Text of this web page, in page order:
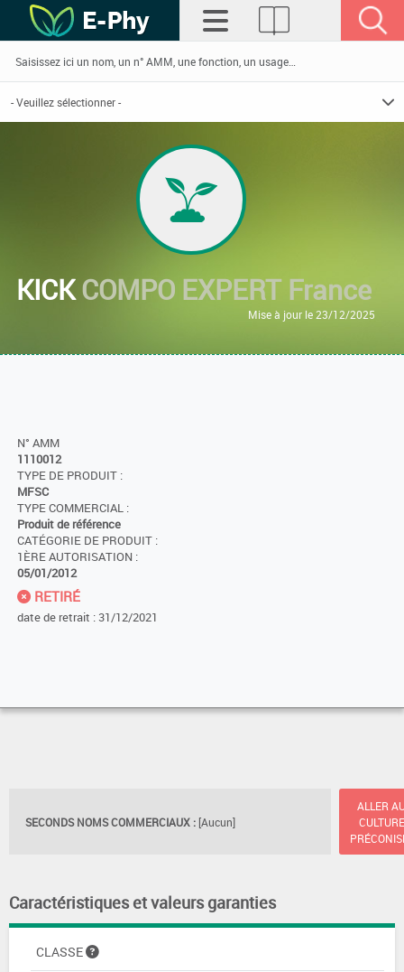
KICKCOMPO EXPERT France
Mise à jour le 23/12/2025
N° AMM
1110012
TYPE DE PRODUIT :
MFSC
TYPE COMMERCIAL :
Produit de référence
CATÉGORIE DE PRODUIT :
1ÈRE AUTORISATION :
05/01/2012
RETIRÉ
date de retrait : 31/12/2021
SECONDS NOMS COMMERCIAUX : [Aucun]
ALLER
Caractéristiques et valeurs garanties
CLASSE